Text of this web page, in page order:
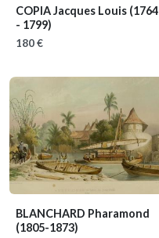
COPIA Jacques Louis (1764
- 1799)
180 €
BLANCHARD Pharamond
(1805-1873)